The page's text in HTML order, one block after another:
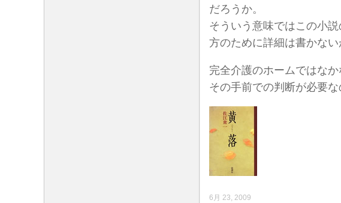
だろうか。
そういう意味ではこの小
方のために詳細は書かな
完全介護のホームではな
その手前での判断が必要
6月 23, 2009